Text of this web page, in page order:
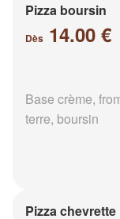
Pizza boursin
Dès 14.00 €
Base crème,
terre, boursin
Pizza chevrette